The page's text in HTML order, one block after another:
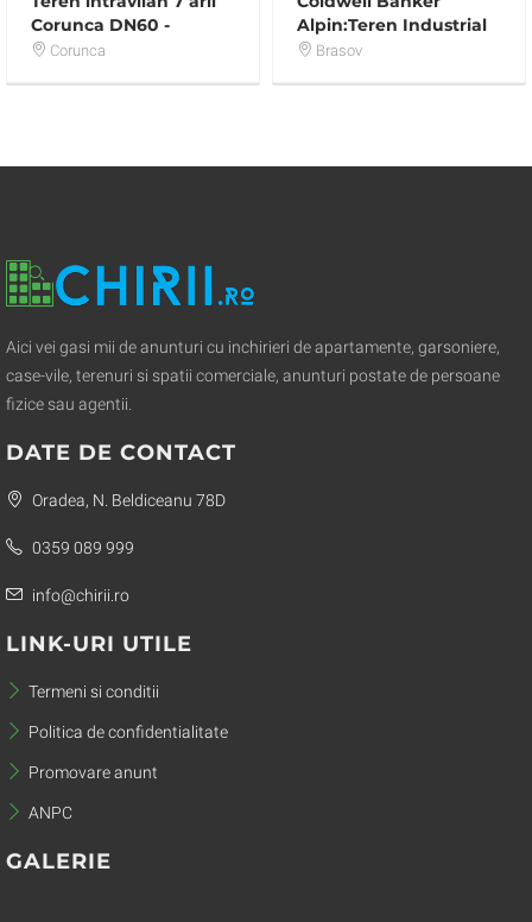
Corunca DN60 -
deschidere 28m
Corunca
Alpin:Teren Industrial
la Sosea
Brasov
Aici vei gasi mii de anunturi cu inchirieri de apartamente, garsoniere,
case-vile, terenuri si spatii comerciale, anunturi postate de persoane
fizice sau agentii.
DATE DE CONTACT
Oradea, N. Beldiceanu 78D
0359 089 999
info@chirii.ro
LINK-URI UTILE
Termeni si conditii
Politica de confidentialitate
Promovare anunt
ANPC
GALERIE